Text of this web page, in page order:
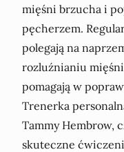
mięśni brzucha i
pęcherzem.
polegają na
rozluźnianiu
pomagają w
Trenerka
Tammy Hembrow,
skuteczne